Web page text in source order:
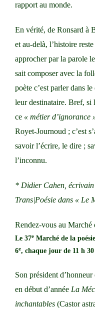
rapport au monde.
En vérité, de Ronsard à
et au-delà, l’histoire
approcher par la parole
sait composer avec la
poète c’est parler dans
leur destinataire. Bref, si
ce « métier d’ignorance
Royet-Journoud ; c’est
savoir l’écrire, le dire ;
l’inconnu.
* Didier Cahen, écrivain
Trans|Poésie dans « Le
Rendez-vous au Marché
Le 37e Marché de la
6e, chaque jour de 11 h
Son président
en début d’année La
inchantables (Castor